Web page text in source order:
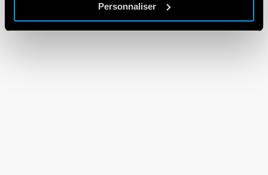
Personnaliser